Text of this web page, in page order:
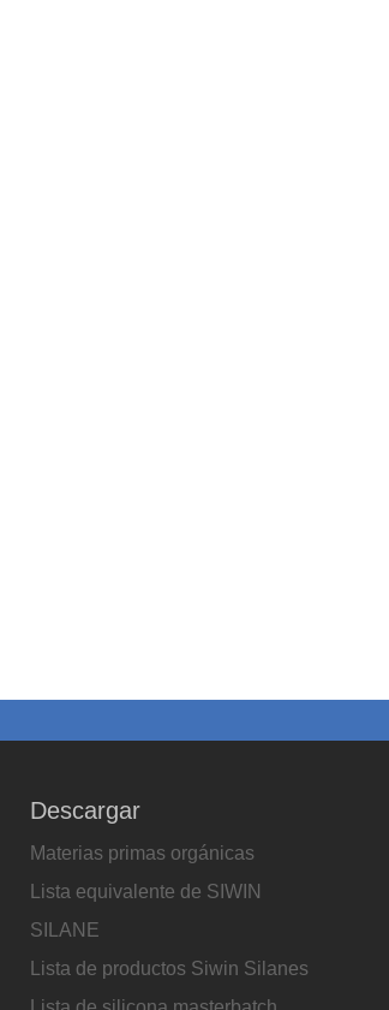
Descargar
Materias primas orgánicas
Lista equivalente de SIWIN
SILANE
Lista de productos Siwin Silanes